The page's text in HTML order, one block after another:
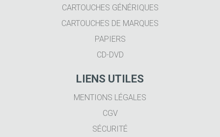
CARTOUCHES GÉNÉRIQUES
CARTOUCHES DE MARQUES
PAPIERS
CD-DVD
LIENS UTILES
MENTIONS LÉGALES
CGV
SÉCURITÉ